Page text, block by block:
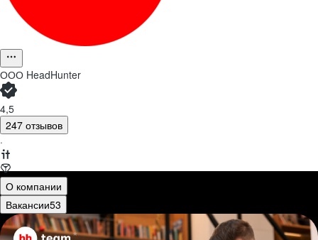
ООО HeadHunter
4,5
247 отзывов
·
О компании
Вакансии53